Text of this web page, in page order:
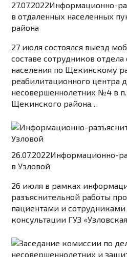
27.07.2022Информационно-
в отдаленных населенных
района
27 июля состоялся выезд
составе сотрудников
населения по Щекинскому
реабилитационного центра
несовершеннолетних №4 в
Щекинского района…
26.07.2022Информационно-
в Узловой
26 июля в рамках
разъяснительной работы
пациентами и
консультации ГУЗ